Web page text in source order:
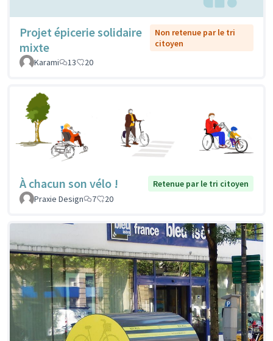
Projet épicerie solidaire
mixte
Non retenue par le tri
citoyen
Karami
13 20
À chacun son vélo !
Retenue par le tri citoyen
Praxie Design
7 20